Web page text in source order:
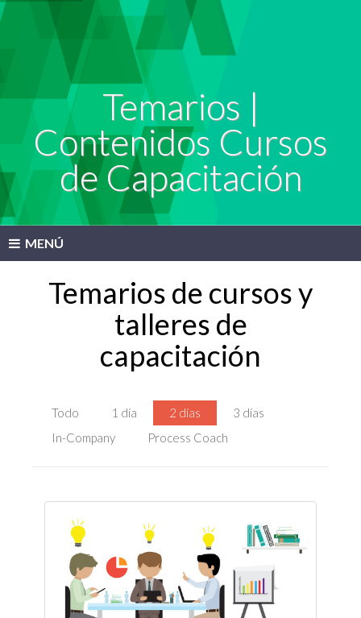
Temarios |
Contenidos Cursos
de Capacitación
MENÚ
Temarios de cursos y
talleres de
capacitación
Todo 1 día 2 días
3 días
In-Company
Process Coach